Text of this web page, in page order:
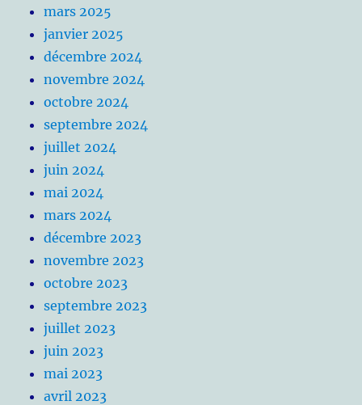
mars 2025
janvier 2025
décembre 2024
novembre 2024
octobre 2024
septembre 2024
juillet 2024
juin 2024
mai 2024
mars 2024
décembre 2023
novembre 2023
octobre 2023
septembre 2023
juillet 2023
juin 2023
mai 2023
avril 2023